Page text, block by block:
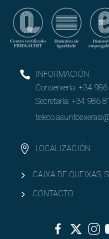
INFORMACIÓN
Conserxería: +34
Secretaría: +34 986
LOCALIZACIÓN
CAIXA DE QUEIXAS,
CONTACTO
FacebookTwitter